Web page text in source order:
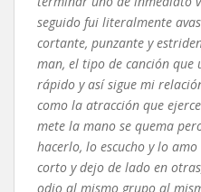
seguido fui literalmente
cortante, punzante y
man, el tipo de canción que
rápido y así sigue mi
como la atracción que
mete la mano se quema
hacerlo, lo escucho y lo
corto y dejo de lado en
odio al mismo grupo al